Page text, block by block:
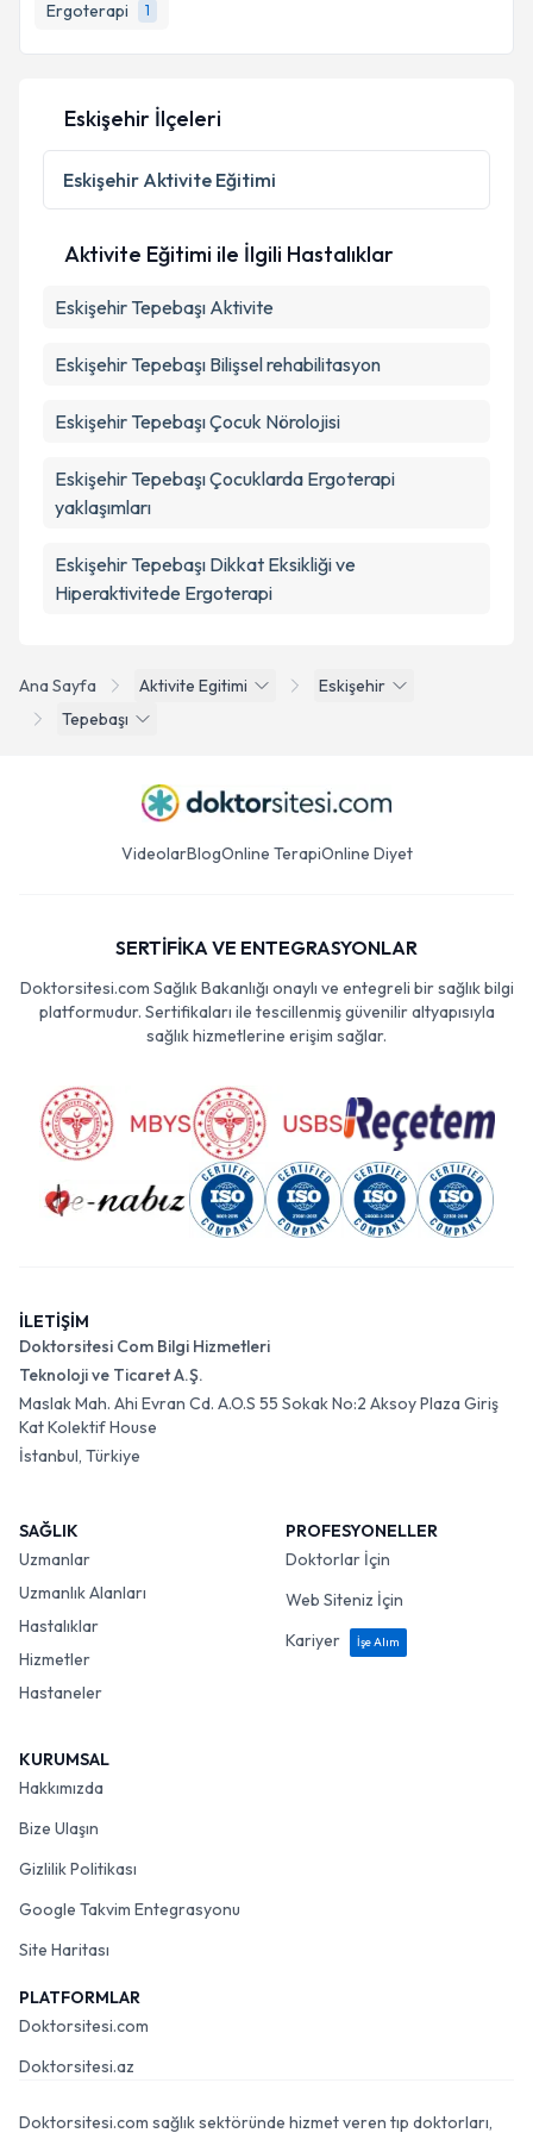
Ergoterapi
1
bilgilendireceğiz.
E-posta Adresiniz
Kişisel verilerimin işlenmesine ilişkin
Metni'ni okudum ve kişisel verilerimin belirtilen
Ana Sayfa Aktivite Egitimi
Eskişehir
Tepebaşı
Eskişehir İlçeleri
Eskişehir Aktivite Eğitimi
Aktivite Eğitimi ile İlgili Hastalıklar
Eskişehir Tepebaşı Aktivite
Eskişehir Tepebaşı Bilişsel rehabilitasyon
Eskişehir Tepebaşı Çocuk Nörolojisi
Eskişehir Tepebaşı Çocuklarda Ergoterapi
yaklaşımları
Eskişehir Tepebaşı Dikkat Eksikliği ve
Hiperaktivitede Ergoterapi
VideolarBlogOnline TerapiOnline Diyet
SERTİFİKA VE ENTEGRASYONLAR
Doktorsitesi.com Sağlık Bakanlığı onaylı ve entegreli bir sağlık bilgi
platformudur. Sertifikaları ile tescillenmiş güvenilir altyapısıyla
sağlık hizmetlerine erişim sağlar.
İLETİŞİM
Doktorsitesi Com Bilgi Hizmetleri
Teknoloji ve Ticaret A.Ş.
Maslak Mah. Ahi Evran Cd. A.O.S 55 Sokak No:2 Aksoy Plaza Giriş
Kat Kolektif House
İstanbul, Türkiye
SAĞLIK
Uzmanlar
Uzmanlık Alanları
Hastalıklar
Hizmetler
Hastaneler
PROFESYONELLER
Doktorlar İçin
Web Siteniz İçin
Kariyer
İşe Alım
KURUMSAL
Hakkımızda
Bize Ulaşın
Gizlilik Politikası
Google Takvim Entegrasyonu
Site Haritası
PLATFORMLAR
Doktorsitesi.com
Doktorsitesi.az
Doktorsitesi.com sağlık sektöründe hizmet veren tıp doktorları,